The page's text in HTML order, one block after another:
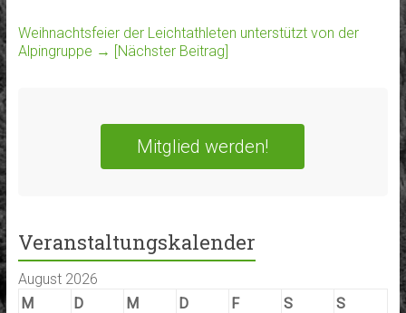
Weihnachtsfeier der Leichtathleten unterstützt von der
Alpingruppe → [Nächster Beitrag]
Mitglied werden!
Veranstaltungskalender
August 2026
M
D M D F S
S